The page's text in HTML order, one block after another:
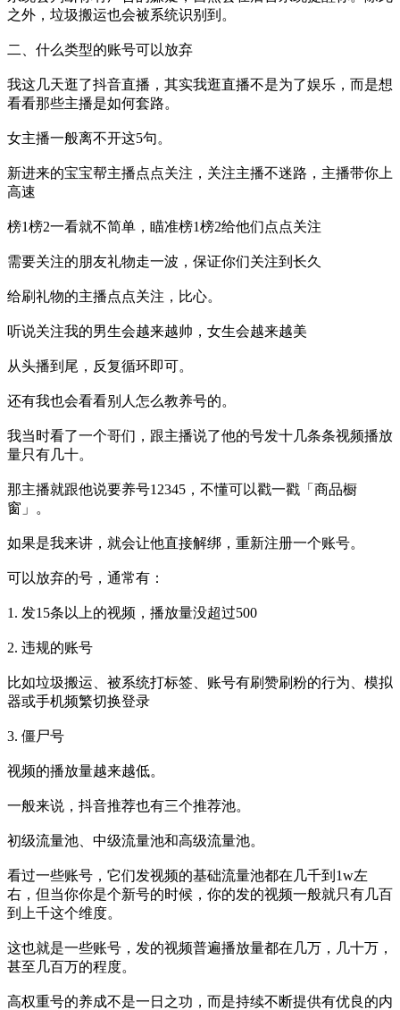
之外，垃圾搬运也会被系统识别到。
二、什么类型的账号可以放弃
我这几天逛了抖音直播，其实我逛直播不是为了娱乐，而是想
看看那些主播是如何套路。
女主播一般离不开这5句。
新进来的宝宝帮主播点点关注，关注主播不迷路，主播带你上
高速
榜1榜2一看就不简单，瞄准榜1榜2给他们点点关注
需要关注的朋友礼物走一波，保证你们关注到长久
给刷礼物的主播点点关注，比心。
听说关注我的男生会越来越帅，女生会越来越美
从头播到尾，反复循环即可。
还有我也会看看别人怎么教养号的。
我当时看了一个哥们，跟主播说了他的号发十几条条视频播放
量只有几十。
那主播就跟他说要养号12345，不懂可以戳一戳「商品橱
窗」。
如果是我来讲，就会让他直接解绑，重新注册一个账号。
可以放弃的号，通常有：
1. 发15条以上的视频，播放量没超过500
2. 违规的账号
比如垃圾搬运、被系统打标签、账号有刷赞刷粉的行为、模拟
器或手机频繁切换登录
3. 僵尸号
视频的播放量越来越低。
一般来说，抖音推荐也有三个推荐池。
初级流量池、中级流量池和高级流量池。
看过一些账号，它们发视频的基础流量池都在几千到1w左
右，但当你你是个新号的时候，你的发的视频一般就只有几百
到上千这个维度。
这也就是一些账号，发的视频普遍播放量都在几万，几十万，
甚至几百万的程度。
高权重号的养成不是一日之功，而是持续不断提供有优良的内